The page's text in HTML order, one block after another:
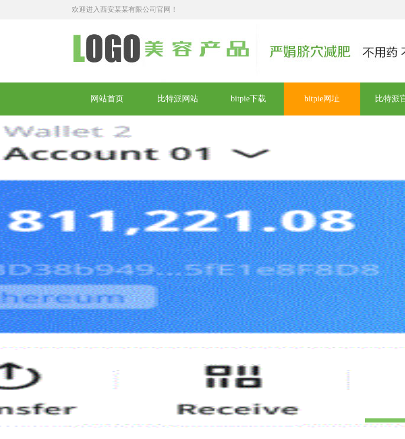
欢迎进入西安某某有限公司官网！
网站首页 比特派网站 bitpie下载 bitpie网址 比特派